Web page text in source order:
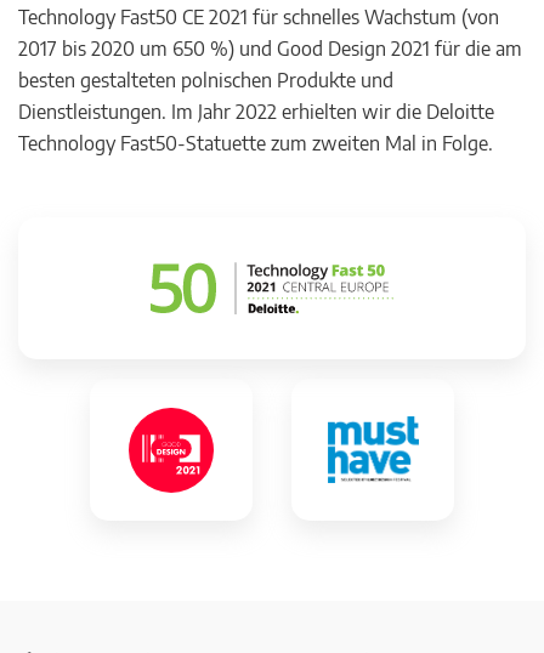
Technology Fast50 CE 2021 für schnelles Wachstum (von
2017 bis 2020 um 650 %) und Good Design 2021 für die am
besten gestalteten polnischen Produkte und
Dienstleistungen. Im Jahr 2022 erhielten wir die Deloitte
Technology Fast50-Statuette zum zweiten Mal in Folge.